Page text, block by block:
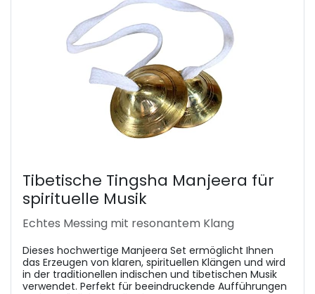
Tibetische Tingsha Manjeera für
spirituelle Musik
Echtes Messing mit resonantem Klang
Dieses hochwertige Manjeera Set ermöglicht Ihnen
das Erzeugen von klaren, spirituellen Klängen und wird
in der traditionellen indischen und tibetischen Musik
verwendet. Perfekt für beeindruckende Aufführungen